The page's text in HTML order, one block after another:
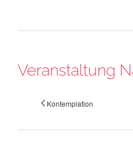
Veranstaltung
Kontemplation